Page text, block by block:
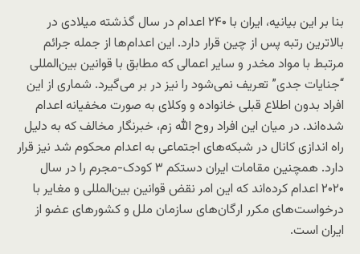
بنا بر این بیانیه، ایران با ۲۴۰ اعدام در سال گذشته میلادی در
بالاترین رتبه پس از چین قرار دارد. این اعدام‌ها از جمله جرائم
مرتبط با مواد مخدر و سایر اعمالی که مطابق با قوانین بین‌المللی
“جنایات جدی” تعریف نمی‌شود را نیز در بر می‌گیرد. شماری از این
افراد بدون اطلاع قبلی خانواده و وکلای به صورت مخفیانه اعدام
شده‌اند. در میان این افراد روح الله زم، خبرنگار مخالف که به دلیل
راه اندازی کانال در شبکه‌های اجتماعی به اعدام محکوم شد نیز قرار
دارد. همچنین مقامات ایران دستکم ۳ کودک-مجرم را در سال
۲۰۲۰ اعدام کرده‌اند که این امر نقض قوانین بین‌المللی و مغایر با
درخواست‌های مکرر ارگان‌های سازمان ملل و کشورهای عضو از
ایران است.